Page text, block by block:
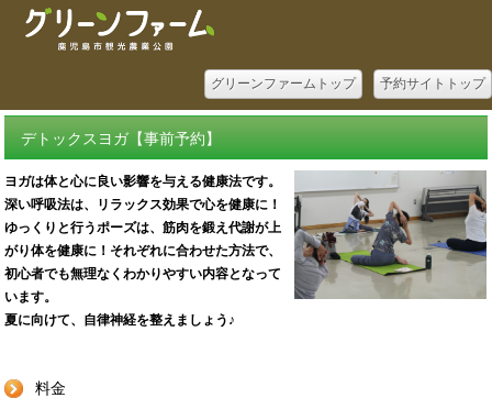
予約サイトトップ
グリーンファームトップ
デトックスヨガ【事前予約】
ヨガは体と心に良い影響を与える健康法です。
深い呼吸法は、リラックス効果で心を健康に！
ゆっくりと行うポーズは、筋肉を鍛え代謝が上
がり体を健康に！それぞれに合わせた方法で、
初心者でも無理なくわかりやすい内容となって
います。
夏に向けて、自律神経を整えましょう♪
料金